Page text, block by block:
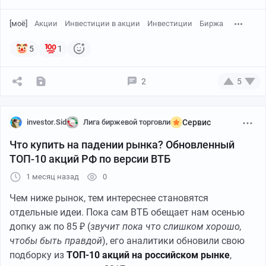
Я пошла в чат поддержки приложения. Там оператор
получилось". Но баллы возвращать отказалась,
финальному чеку.
отпиской "вы не выполнили условия".
📉Падали практически все бумаги, но некоторые
сильную просадку и грохнулись гораздо мощнее
индекса. Я решил проанализировать, какие из этих
фишек можно брать с прицелом на восстановление.
Чтобы не пропустить свежие обзоры,
авторской аналитикой и инвест-юмором.
👉В список попали только те акции, которые
включены в основной бенчмарк — индекс Мосбиржи.
[моё] Акции Инвестиции в акции Инвестиции Биржа
5 1
2 5
investor.Sid Лига биржевой торговли Сервис
Что купить на падении рынка? Обновленный
ТОП-10 акций РФ по версии ВТБ
1 месяц назад 0
Чем ниже рынок, тем интереснее становятся
отдельные идеи. Пока сам ВТБ обещает нам осенью
допку аж по 85 ₽ (звучит пока что слишком хорошо,
чтобы быть правдой), его аналитики обновили свою
подборку из ТОП-10 акций на российском рынке,